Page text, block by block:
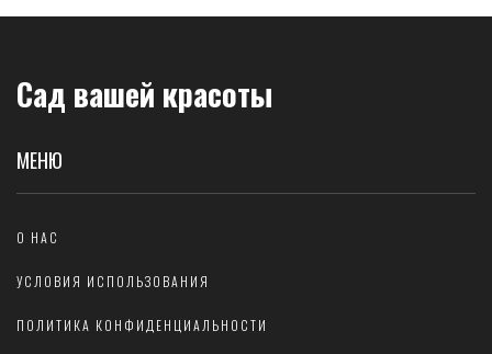
Сад вашей красоты
МЕНЮ
О НАС
УСЛОВИЯ ИСПОЛЬЗОВАНИЯ
ПОЛИТИКА КОНФИДЕНЦИАЛЬНОСТИ